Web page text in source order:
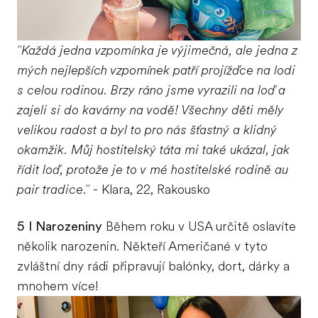
"Každá jedna vzpomínka je výjimečná, ale jedna z
mých nejlepších vzpomínek patří projížďce na lodi
s celou rodinou. Brzy ráno jsme vyrazili na loď a
zajeli si do kavárny na vodě! Všechny děti měly
velikou radost a byl to pro nás šťastný a klidný
okamžik. Můj hostitelský táta mi také ukázal, jak
řídit loď, protože je to v mé hostitelské rodině au
pair tradice." - Klara, 22, Rakousko
5 I Narozeniny Během roku v USA určitě oslavíte
několik narozenin. Někteří Američané v tyto
zvláštní dny rádi připravují balónky, dort, dárky a
mnohem více!